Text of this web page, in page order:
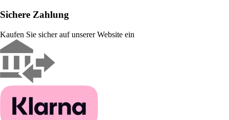
Sichere Zahlung
Kaufen Sie sicher auf unserer Website ein